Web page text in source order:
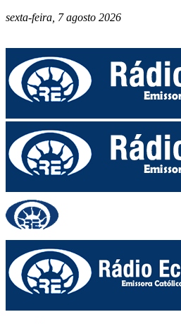
sexta-feira, 7 agosto 2026